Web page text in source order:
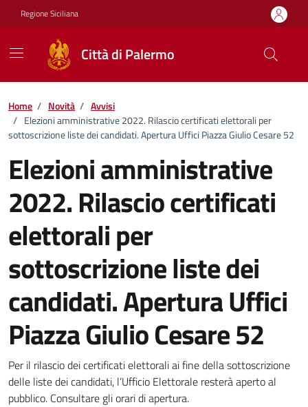
Vai ai contenuti
Vai al footer
Regione Siciliana
Città di Palermo
Home / Novità / Avvisi
/ Elezioni amministrative 2022. Rilascio certificati elettorali per
sottoscrizione liste dei candidati. Apertura Uffici Piazza Giulio Cesare 52
Elezioni amministrative
2022. Rilascio certificati
elettorali per
sottoscrizione liste dei
candidati. Apertura Uffici
Piazza Giulio Cesare 52
Dettagli della notizia
Per il rilascio dei certificati elettorali ai fine della sottoscrizione
delle liste dei candidati, l’Ufficio Elettorale resterà aperto al
pubblico. Consultare gli orari di apertura.